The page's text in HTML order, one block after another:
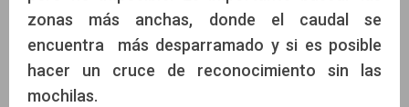
zonas más anchas, donde el caudal se
encuentra más desparramado y si es posible
hacer un cruce de reconocimiento sin las
mochilas.